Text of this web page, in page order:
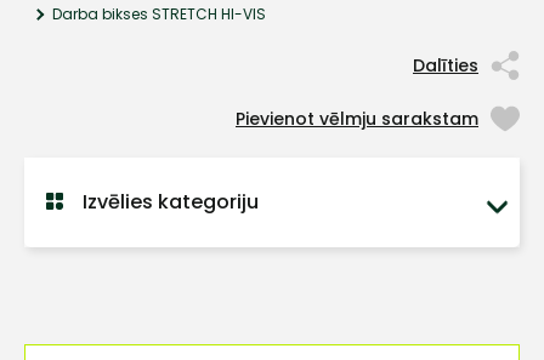
Darba bikses STRETCH HI-VIS
Dalīties
Pievienot vēlmju sarakstam
Izvēlies kategoriju